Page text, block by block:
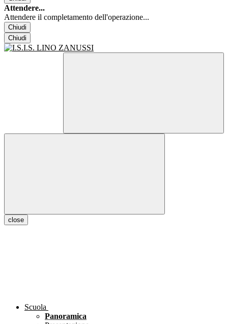
Attendere...
Attendere il completamento dell'operazione...
Chiudi
Chiudi
close
Scuola
Panoramica